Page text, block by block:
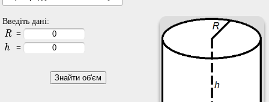
Введіть дані:
R =
h =